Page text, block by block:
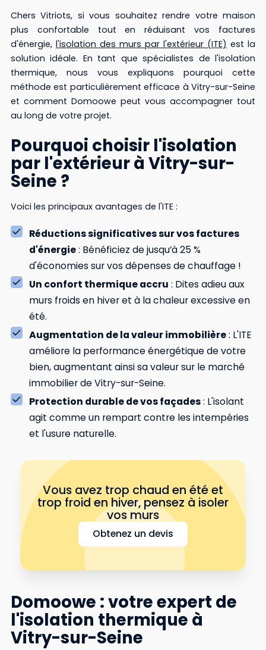
Chers Vitriots, si vous souhaitez rendre votre maison
plus confortable tout en réduisant vos factures
d'énergie, l'isolation des murs par l'extérieur (ITE) est la
solution idéale. En tant que spécialistes de l'isolation
thermique, nous vous expliquons pourquoi cette
méthode est particulièrement efficace à Vitry-sur-Seine
et comment Domoowe peut vous accompagner tout
au long de votre projet.
Pourquoi choisir l'isolation
par l'extérieur à Vitry-sur-
Seine ?
Voici les principaux avantages de l'ITE :
Réductions significatives sur vos factures
d'énergie: Bénéficiez de jusqu’à 25 %
d'économies sur vos dépenses de chauffage !
Un confort thermique accru : Dites adieu aux
murs froids en hiver et à la chaleur excessive en
été.
Augmentation de la valeur immobilière: L'ITE
améliore la performance énergétique de votre
bien, augmentant ainsi sa valeur sur le marché
immobilier de Vitry-sur-Seine.
Protection durable de vos façades: L'isolant
agit comme un rempart contre les intempéries
et l'usure naturelle.
Vous avez trop chaud en été et
trop froid en hiver, pensez à isoler
vos murs
Obtenez un devis
Domoowe : votre expert de
l'isolation thermique à
Vitry-sur-Seine